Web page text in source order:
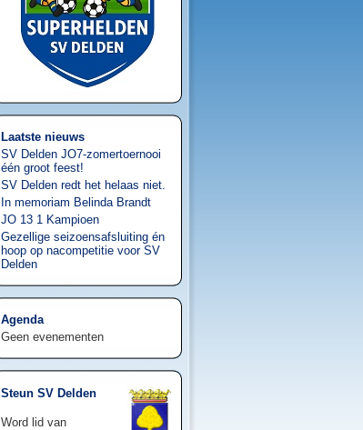
Laatste nieuws
SV Delden JO7-zomertoernooi
één groot feest!
SV Delden redt het helaas niet.
In memoriam Belinda Brandt
JO 13 1 Kampioen
Gezellige seizoensafsluiting én
hoop op nacompetitie voor SV
Delden
Agenda
Geen evenementen
Steun SV Delden
Word lid van